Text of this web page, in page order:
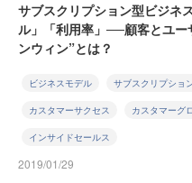
サブスクリプション型ビジネ
ル」「利用率」──顧客とユー
ンウィン”とは？
ビジネスモデル サブスクリプショ
カスタマーサクセス カスタマーグ
インサイドセールス
2019/01/29